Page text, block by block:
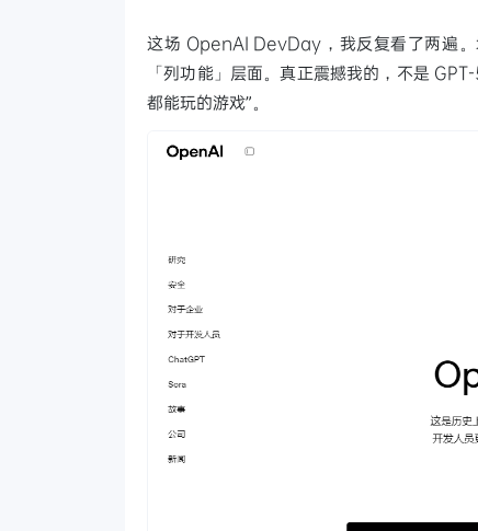
这场 OpenAI DevDay，我反复看了两遍。
「列功能」层面。真正震撼我的，不是
都能玩的游戏”。